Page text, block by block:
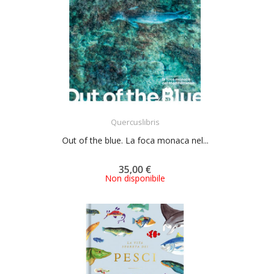
Quercuslibris
Out of the blue. La foca monaca nel...
35,00 €
Non disponibile